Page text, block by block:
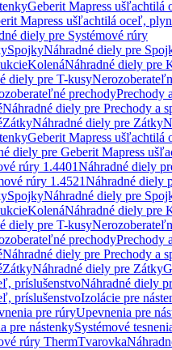
Geberit Mapress ušľachtilá
Mapress ušľachtilá oceľ, plyn
diely pre Systémové rúry
SpojkyNáhradné diely pre
KolenáNáhradné diely pre
diely pre T-kusy
prechodyPrechody
Náhradné diely pre Prechody a
ZátkyNáhradné diely pre Zátky
Geberit Mapress ušľachtilá
diely pre Geberit Mapress
rúry 1.4401Náhradné diely
rúry 1.4521Náhradné diely
SpojkyNáhradné diely pre
KolenáNáhradné diely pre
diely pre T-kusy
prechodyPrechody
Náhradné diely pre Prechody a
ZátkyNáhradné diely pre Zátky
príslušenstvoNáhradné diely
príslušenstvoIzolácie pre
pre rúryUpevnenia pre
pre nástenkySystémové
rúry ThermTvarovka